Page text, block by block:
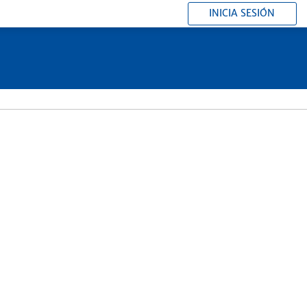
INICIA SESIÓN